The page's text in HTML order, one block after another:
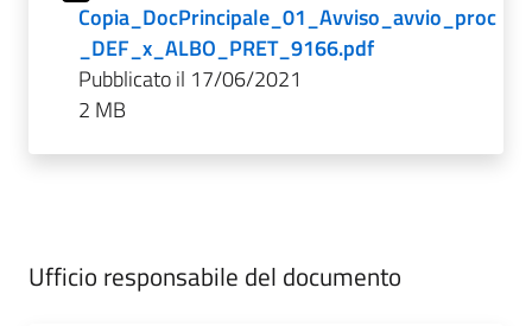
Copia_DocPrincipale_01_Avviso_avvio_proc
_DEF_x_ALBO_PRET_9166.pdf
Pubblicato il 17/06/2021
2 MB
Ufficio responsabile del documento